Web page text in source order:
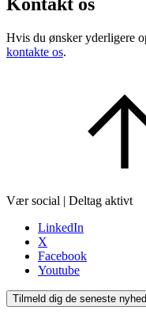
Hvis du ønsker yderligere
kontakte os.
Vær social | Deltag aktivt
LinkedIn
X
Facebook
Youtube
Tilmeld dig de seneste